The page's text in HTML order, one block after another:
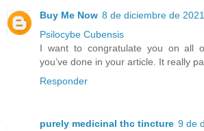
Buy Me Now 8 de diciembre de
Psilocybe Cubensis
I want to congratulate you on all
you’ve done in your article. It really
Responder
purely medicinal thc tincture 9 de